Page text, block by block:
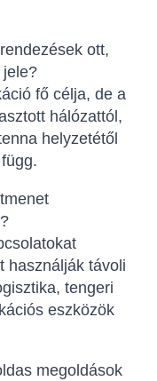
ott,
jele?
fő célja, de a
hálózattól,
helyzetétől
használják távoli
tengeri
eszközök
megoldások